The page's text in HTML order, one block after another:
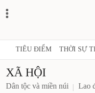
TIÊU ĐIỂM THỜI SỰ
XÃ HỘI
Dân tộc và miền núi
Lao